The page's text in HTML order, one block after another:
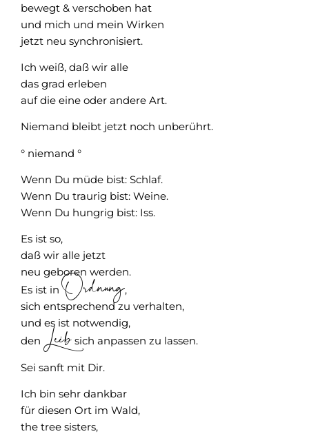
bewegt & verschoben hat
und mich und mein Wirken
jetzt neu synchronisiert.
Ich weiß, daß wir alle
das grad erleben
auf die eine oder andere Art.
Niemand bleibt jetzt noch unberührt.
° niemand °
Wenn Du müde bist: Schlaf.
Wenn Du traurig bist: Weine.
Wenn Du hungrig bist: Iss.
Es ist so,
daß wir alle jetzt
neu geboren werden.
Es ist inOrdnung,
sich entsprechend zu verhalten,
und es ist notwendig,
den Leib sich anpassen zu lassen.
Sei sanft mit Dir.
Ich bin sehr dankbar
für diesen Ort im Wald,
the tree sisters,